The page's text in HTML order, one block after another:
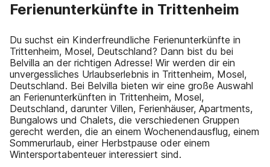
Ferienunterkünfte in Trittenheim
Du suchst ein Kinderfreundliche Ferienunterkünfte in
Trittenheim, Mosel, Deutschland? Dann bist du bei
Belvilla an der richtigen Adresse! Wir werden dir ein
unvergessliches Urlaubserlebnis in Trittenheim, Mosel,
Deutschland. Bei Belvilla bieten wir eine große Auswahl
an Ferienunterkünften in Trittenheim, Mosel,
Deutschland, darunter Villen, Ferienhäuser, Apartments,
Bungalows und Chalets, die verschiedenen Gruppen
gerecht werden, die an einem Wochenendausflug, einem
Sommerurlaub, einer Herbstpause oder einem
Wintersportabenteuer interessiert sind.